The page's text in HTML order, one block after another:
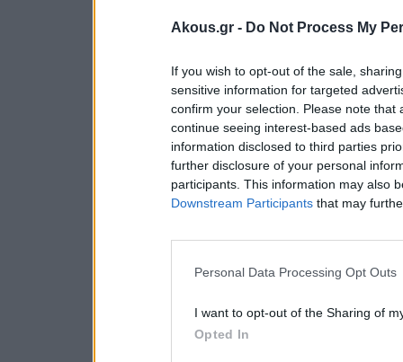
Akous.gr - Do Not Process My
If you wish to opt-out of the sale,
sensitive information for targeted
confirm your selection. Please note
continue seeing interest-based ads
information disclosed to third parties
further disclosure of your personal
participants. This information may also
Downstream Participants that may
Personal Data Processing Opt Outs
I want to opt-out of the Sharing of
Opted In